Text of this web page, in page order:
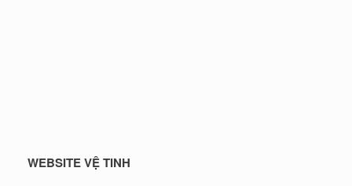
WEBSITE VỆ TINH